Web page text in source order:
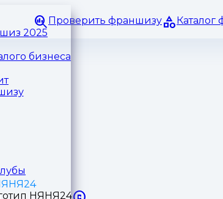
Проверить франшизу Каталог
2025
бизнеса